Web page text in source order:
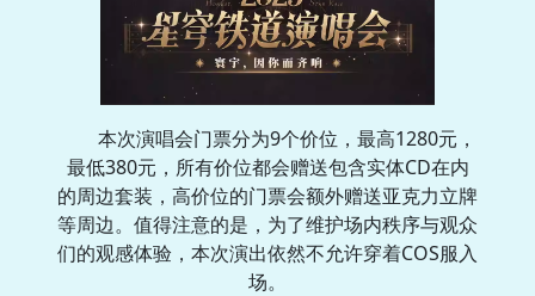
本次演唱会门票分为9个价位，最高1280元，
最低380元，所有价位都会赠送包含实体CD在内
的周边套装，高价位的门票会额外赠送亚克力立牌
等周边。值得注意的是，为了维护场内秩序与观众
们的观感体验，本次演出依然不允许穿着COS服入
场。